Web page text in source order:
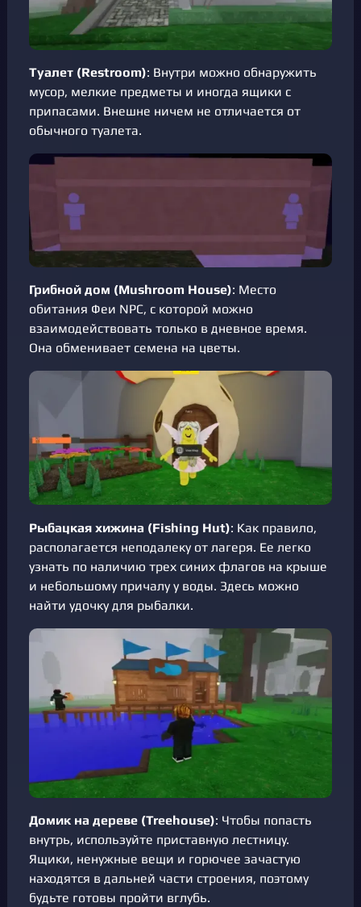
Туалет (Restroom): Внутри можно обнаружить
мусор, мелкие предметы и иногда ящики с
припасами. Внешне ничем не отличается от
обычного туалета.
Грибной дом (Mushroom House): Место
обитания Феи NPC, с которой можно
взаимодействовать только в дневное время.
Она обменивает семена на цветы.
Рыбацкая хижина (Fishing Hut): Как правило,
располагается неподалеку от лагеря. Ее легко
узнать по наличию трех синих флагов на крыше
и небольшому причалу у воды. Здесь можно
найти удочку для рыбалки.
Домик на дереве (Treehouse): Чтобы попасть
внутрь, используйте приставную лестницу.
Ящики, ненужные вещи и горючее зачастую
находятся в дальней части строения, поэтому
будьте готовы пройти вглубь.